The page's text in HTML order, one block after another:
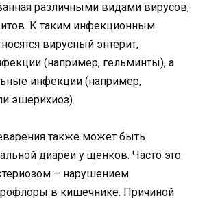
различными видами вирусов,
К таким инфекционным
вирусный энтерит,
(например, гельминты), а
инфекции (например,
эшерихиоз).
также может быть
диареи у щенков. Часто это
– нарушением
в кишечнике. Причиной